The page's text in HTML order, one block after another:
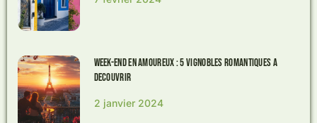
Week-end en amoureux : 5 vignobles romantiques a
decouvrir
2 janvier 2024